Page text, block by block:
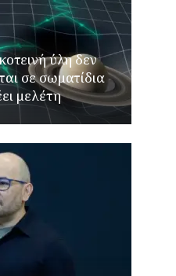
ύλη δεν
σε σωματίδια
μελέτη